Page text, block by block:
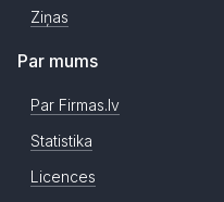
Ziņas
Par mums
Par Firmas.lv
Statistika
Licences